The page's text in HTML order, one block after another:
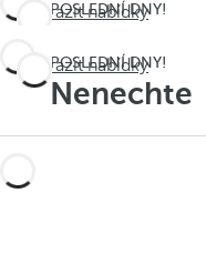
POSLEDNÍ DNY!
si ujít léto
Zobrazit nabídky
POSLEDNÍ DNY!
Nenechte
si ujít léto
Zobrazit nabídky